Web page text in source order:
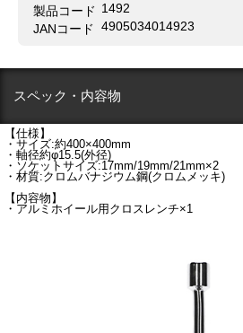
製品コード 1492
JANコード
4905034014923
スペック・内容物
【仕様】
・サイズ:約400×400mm
・軸径約φ15.5(外径)
・ソケットサイズ:17mm/19mm/21mm×2
・材質:クロムバナジウム鋼(クロムメッキ)
【内容物】
・アルミホイール用クロスレンチ×1